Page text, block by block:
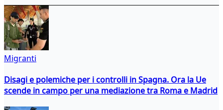
Migranti
Disagi e polemiche per i controlli in Spagna. Ora la Ue
scende in campo per una mediazione tra Roma e Madrid